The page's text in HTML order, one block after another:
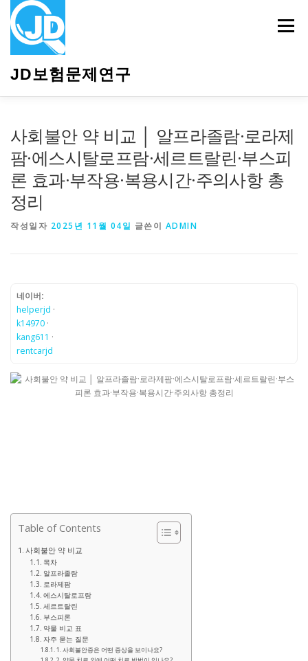
JD보험문제연구
메뉴
사회불안 약 비교 │ 알프라졸람·로라제
팜·에스시탈로프람·세르트랄린·부스피
론 효과·부작용·복용시간·주의사항 총
정리
작성일자 2025년 11월 04일 글쓴이 ADMIN
네이버:
helperjd ·
k14970 ·
kang611 ·
rentcarjd
Table of Contents
사회불안 약 비교
목차
알프라졸람
로라제팜
에스시탈로프람
세르트랄린
부스피론
약물 비교 표
자주 묻는 질문
1. 사회불안증은 어떤 증상을 보이나요?